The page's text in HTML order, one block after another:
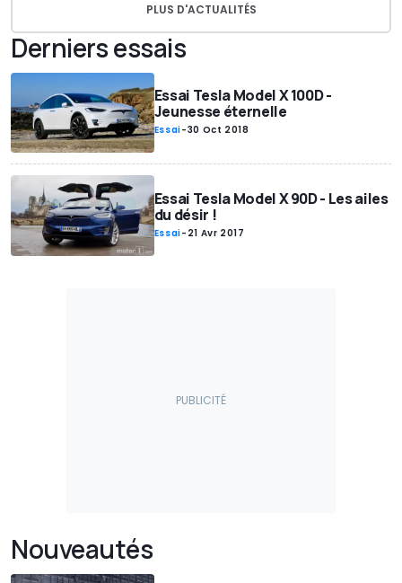
PLUS D'ACTUALITÉS
Derniers essais
Essai Tesla Model X 100D -
Jeunesse éternelle
Essai-30 Oct 2018
Essai Tesla Model X 90D - Les ailes
du désir !
Essai- 21 Avr 2017
Nouveautés